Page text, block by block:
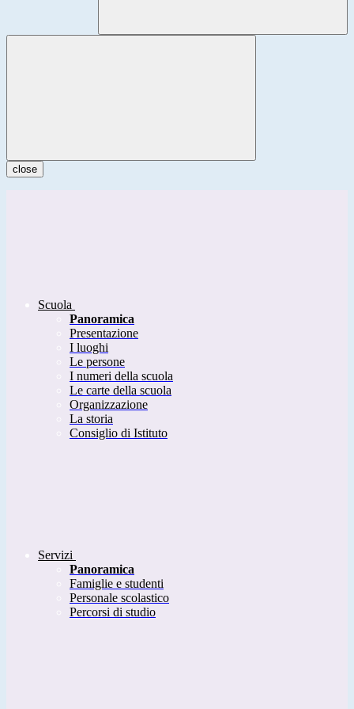
close
Scuola
Panoramica
Presentazione
I luoghi
Le persone
I numeri della scuola
Le carte della scuola
Organizzazione
La storia
Consiglio di Istituto
Servizi
Panoramica
Famiglie e studenti
Personale scolastico
Percorsi di studio